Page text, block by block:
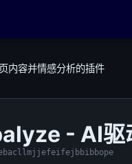
内容并情感分析的插件
- AI驱